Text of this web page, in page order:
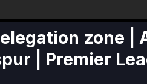
zone |
| Premier